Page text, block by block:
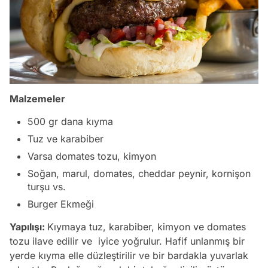
Malzemeler
500 gr dana kıyma
Tuz ve karabiber
Varsa domates tozu, kimyon
Soğan, marul, domates, cheddar peynir, kornişon
turşu vs.
Burger Ekmeği
Yapılışı: Kıymaya tuz, karabiber, kimyon ve domates
tozu ilave edilir ve iyice yoğrulur. Hafif unlanmış bir
yerde kıyma elle düzleştirilir ve bir bardakla yuvarlak